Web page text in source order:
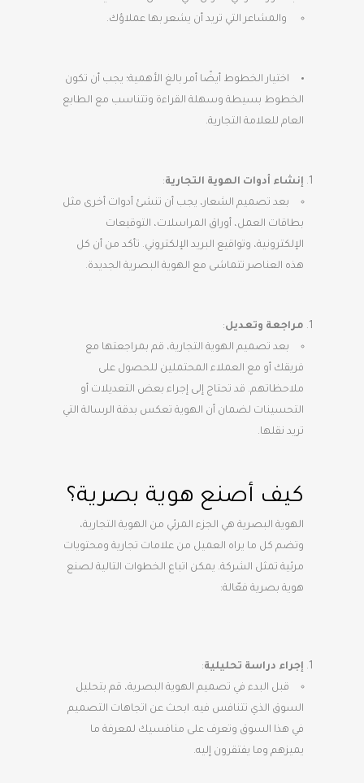
والمشاعر التي تريد أن يشعر بها عملاؤك.
اختيار الخطوط أيضًا أمر بالغ الأهمية؛ يجب أن تكون
الخطوط بسيطة وسهلة القراءة وتتناسب مع الطابع
العام للعلامة التجارية.
إنشاء أدوات الهوية التجارية:
بعد تصميم الشعار، يجب أن تنشئ أدوات أخرى مثل
بطاقات العمل، أوراق المراسلات، التوقيعات
الإلكترونية، وتواقيع البريد الإلكتروني. تأكد من أن كل
هذه العناصر تتماشى مع الهوية البصرية الجديدة.
مراجعة وتعديل:
بعد تصميم الهوية التجارية، قم بمراجعتها مع
فريقك أو مع العملاء المحتملين للحصول على
ملاحظاتهم. قد تحتاج إلى إجراء بعض التعديلات أو
التحسينات لضمان أن الهوية تعكس بدقة الرسالة التي
تريد نقلها.
كيف أصنع هوية بصرية؟
الهوية البصرية هي الجزء المرئي من الهوية التجارية،
وتضم كل ما يراه العميل من علامات تجارية ومحتويات
مرئية تمثل الشركة. يمكن اتباع الخطوات التالية لصنع
هوية بصرية فعّالة:
إجراء دراسة تحليلية:
قبل البدء في تصميم الهوية البصرية، قم بتحليل
السوق الذي تتنافس فيه. ابحث عن اتجاهات التصميم
في هذا السوق وتعرف على منافسيك لمعرفة ما
يميزهم وما يفتقرون إليه.